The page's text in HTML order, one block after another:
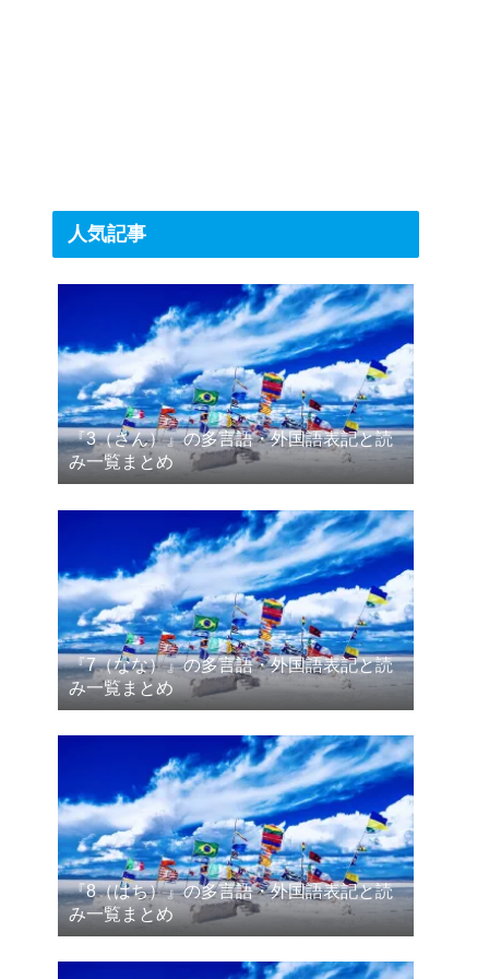
人気記事
『3（さん）』の多言語・外国語表記と読
み一覧まとめ
『7（なな）』の多言語・外国語表記と読
み一覧まとめ
『8（はち）』の多言語・外国語表記と読
み一覧まとめ